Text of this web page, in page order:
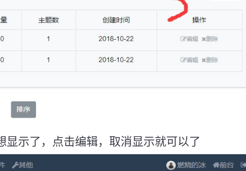
示了，点击编辑，取消显示就可以了